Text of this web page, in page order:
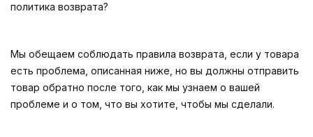
политика возврата?
Мы обещаем соблюдать правила возврата, если у товара
есть проблема, описанная ниже, но вы должны отправить
товар обратно после того, как мы узнаем о вашей
проблеме и о том, что вы хотите, чтобы мы сделали.